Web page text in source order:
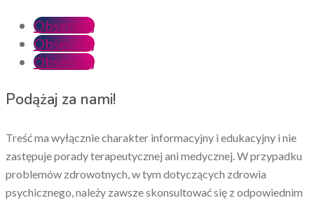
Obserwuj
Obserwuj
Obserwuj
Podążaj za nami!
Treść ma wyłącznie charakter informacyjny i edukacyjny i nie
zastępuje porady terapeutycznej ani medycznej. W przypadku
problemów zdrowotnych, w tym dotyczących zdrowia
psychicznego, należy zawsze skonsultować się z odpowiednim